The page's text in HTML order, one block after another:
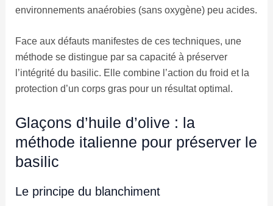
environnements anaérobies (sans oxygène) peu acides.
Face aux défauts manifestes de ces techniques, une
méthode se distingue par sa capacité à préserver
l’intégrité du basilic. Elle combine l’action du froid et la
protection d’un corps gras pour un résultat optimal.
Glaçons d’huile d’olive : la
méthode italienne pour préserver le
basilic
Le principe du blanchiment